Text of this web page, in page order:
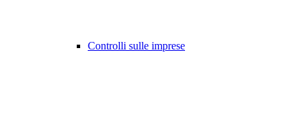
Controlli sulle imprese